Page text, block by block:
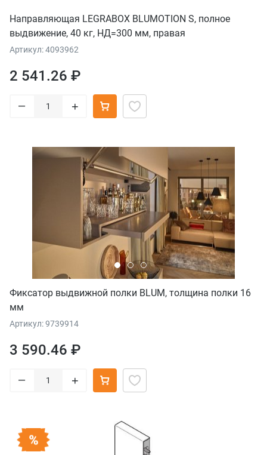
Направляющая LEGRABOX BLUMOTION S, полное
выдвижение, 40 кг, НД=300 мм, правая
Артикул: 4093962
2 541.26 ₽
– +
Фиксатор выдвижной полки BLUM, толщина полки 16
мм
Артикул: 9739914
3 590.46 ₽
– +